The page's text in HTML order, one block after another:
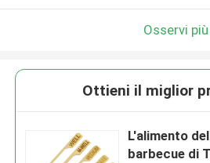
Osservi più
Ottieni il miglior
L'alimento
barbecue di